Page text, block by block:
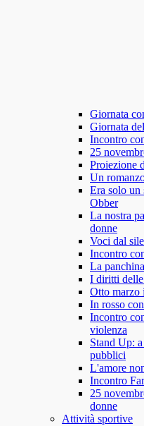
Giornata
Giornata
Incontro
25
Proiezione
Un
Era solo un
Obber
La nostra
donne
Voci dal
Incontro
La
I diritti
Otto marzo
In rosso
Incontro
violenza
Stand Up:
pubblici
L'amore
Incontro
25
donne
Attività sportive